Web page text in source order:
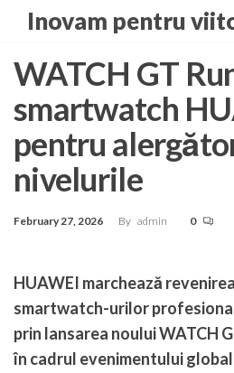
the
content
Inovam pentru
WATCH GT
smartwatch
pentru
nivelurile
February 27, 2026 By admin 0
HUAWEI marchează
smartwatch-urilor
prin lansarea noului WATCH
în cadrul evenimentului global